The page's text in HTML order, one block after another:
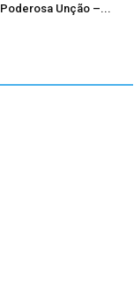
Poderosa Unção –...